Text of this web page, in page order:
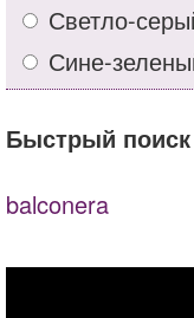
Светло-
Сине-
Быстрый поиск
balconera